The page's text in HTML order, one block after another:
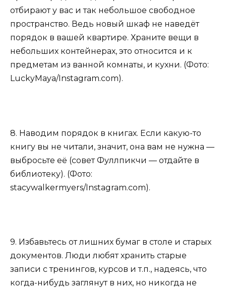
отбирают у вас и так небольшое свободное
пространство. Ведь новый шкаф не наведёт
порядок в вашей квартире. Храните вещи в
небольших контейнерах, это относится и к
предметам из ванной комнаты, и кухни. (Фото:
LuckyMaya/Instagram.com).
8. Наводим порядок в книгах. Если какую-то
книгу вы не читали, значит, она вам не нужна —
выбросьте её (совет Фуллпикчи — отдайте в
библиотеку). (Фото:
stacywalkermyers/Instagram.com).
9. Избавьтесь от лишних бумаг в столе и старых
документов. Люди любят хранить старые
записи с тренингов, курсов и т.п., надеясь, что
когда-нибудь заглянут в них, но никогда не